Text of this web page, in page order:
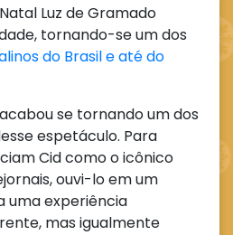
Luz de Gramado
tornando-se um dos
do Brasil e até do
se tornando um dos
espetáculo. Para
Cid como o icônico
ouvi-lo em um
uma experiência
mas igualmente